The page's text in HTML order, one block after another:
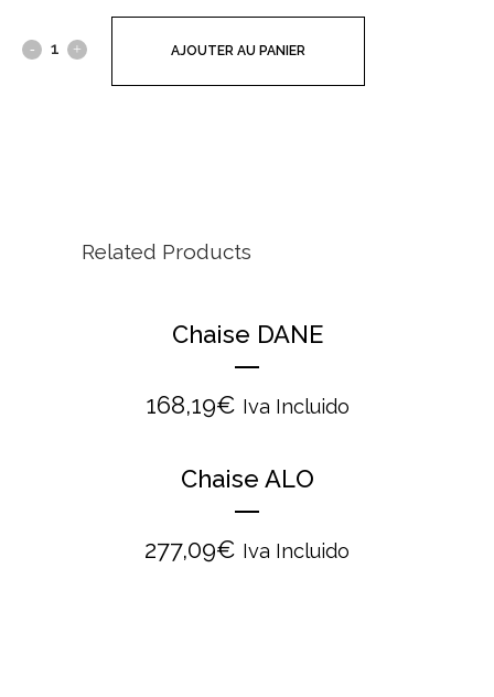
AJOUTER AU PANIER
Related Products
Chaise DANE
168,19€ Iva Incluido
Chaise ALO
277,09€ Iva Incluido